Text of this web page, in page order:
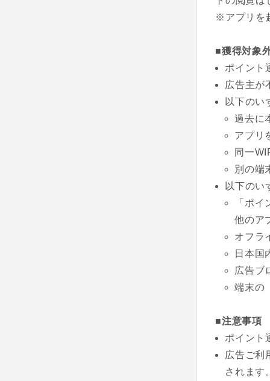
※アプリを
■獲得対象
ポイント
広告主が
以下のい
過去に
アプリ
同一
別の端
以下のい
「ポ
他のア
オフラ
日本国
広告ブ
端末の
■注意事項
ポイント
広告ご利
されます